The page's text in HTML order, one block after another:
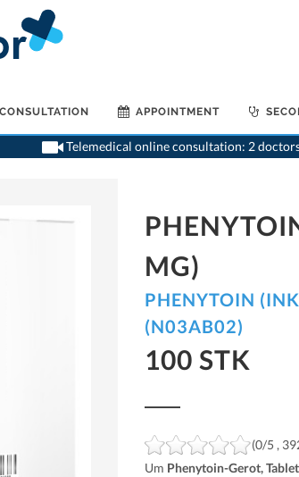
APPOINTMENT
Telemedical online consultation: 2
MG)
PHENYTOIN
(N03AB02)
100 STK
(0/5 ,
Um Phenytoin-Gerot,